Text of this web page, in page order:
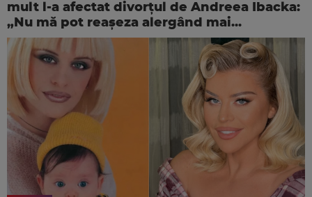
mult l-a afectat divorțul de Andreea Ibacka:
„Nu mă pot reașeza alergând mai...